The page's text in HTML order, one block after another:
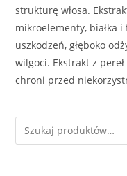
strukturę włosa.
mikroelementy, białka
uszkodzeń, głęboko
wilgoci. Ekstrakt z
chroni przed